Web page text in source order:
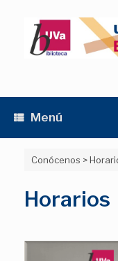
contenido
Menú
Conócenos >
Horarios